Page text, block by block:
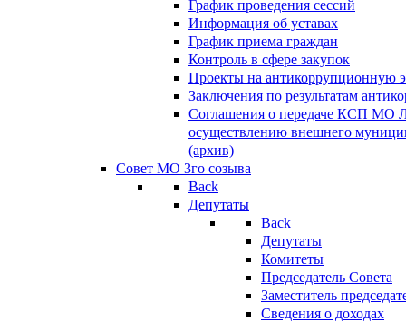
График проведения сессий
Информация об уставах
График приема граждан
Контроль в сфере закупок
Проекты на антикоррупционную
Заключения по результатам
Соглашения о передаче КСП МО
осуществлению внешнего
(архив)
Совет МО 3го созыва
Back
Депутаты
Back
Депутаты
Комитеты
Председатель Совета
Заместитель
Сведения о доходах